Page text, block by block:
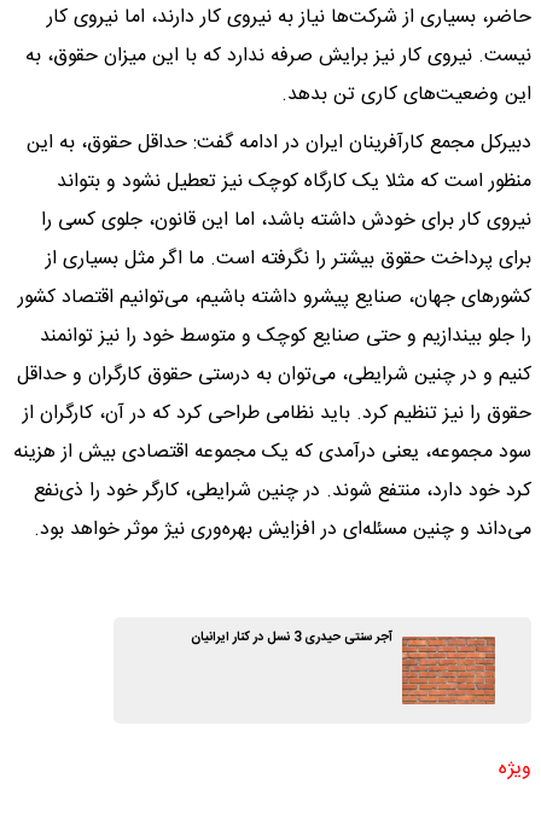
حاضر، بسیاری از شرکت‌ها نیاز به نیروی کار دارند، اما نیروی کار
نیست. نیروی کار نیز برایش صرفه ندارد که با این میزان حقوق، به
این وضعیت‌های کاری تن بدهد.
دبیرکل مجمع کارآفرینان ایران در ادامه گفت: حداقل حقوق، به این
منظور است که مثلا یک کارگاه کوچک نیز تعطیل نشود و بتواند
نیروی کار برای خودش داشته باشد، اما این قانون، جلوی کسی را
برای پرداخت حقوق بیشتر را نگرفته است. ما اگر مثل بسیاری از
کشورهای جهان، صنایع پیشرو داشته باشیم، می‌توانیم اقتصاد کشور
را جلو بیندازیم و حتی صنایع کوچک و متوسط خود را نیز توانمند
کنیم و در چنین شرایطی، می‌توان به درستی حقوق کارگران و حداقل
حقوق را نیز تنظیم کرد. باید نظامی طراحی کرد که در آن، کارگران از
سود مجموعه، یعنی درآمدی که یک مجموعه اقتصادی بیش از هزینه
کرد خود دارد، منتفع شوند. در چنین شرایطی، کارگر خود را ذی‌نفع
می‌داند و چنین مسئله‌ای در افزایش بهره‌وری نیژ موثر خواهد بود.
آجر سنتی حیدری 3 نسل در کنار ایرانیان
ویژه